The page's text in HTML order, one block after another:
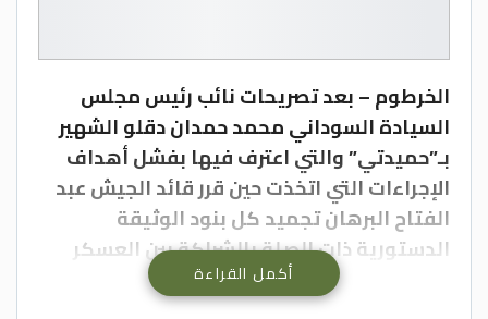
الخرطوم – بعد تصريحات نائب رئيس مجلس
السيادة السوداني محمد حمدان دقلو الشهير
بـ”حميدتي” والتي اعترف فيها بفشل أهداف
الإجراءات التي اتخذت حين قرر قائد الجيش عبد
الفتاح البرهان تجميد كل بنود الوثيقة
الدستورية ذات الصلة بالشراكة بين العسكر
والمدنيين، محافل سودانية تتساءل الى أين
أكمل القراءة